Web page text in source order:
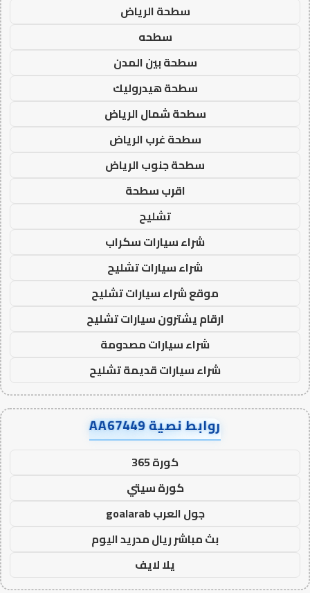
سطحة الرياض
سطحه
سطحة بين المدن
سطحة هيدروليك
سطحة شمال الرياض
سطحة غرب الرياض
سطحة جنوب الرياض
اقرب سطحة
تشليح
شراء سيارات سكراب
شراء سيارات تشليح
موقع شراء سيارات تشليح
ارقام يشترون سيارات تشليح
شراء سيارات مصدومة
شراء سيارات قديمة تشليح
روابط نصية AA67449
كورة 365
كورة سيتي
جول العرب goalarab
بث مباشر ريال مدريد اليوم
يلا لايف